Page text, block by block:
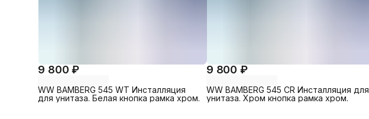
9 800 ₽
WW BAMBERG 545 WT Инсталляция
для унитаза. Белая кнопка рамка хром.
9 800 ₽
WW BAMBERG 545 CR Инсталляция для
унитаза. Хром кнопка рамка хром.